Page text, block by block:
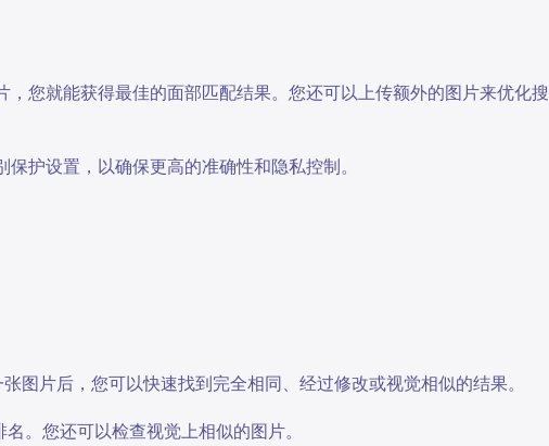
您就能获得最佳的面部匹配结果。您还可以上传额外的图片来优化搜
护设置，以确保更高的准确性和隐私控制。
图片后，您可以快速找到完全相同、经过修改或视觉相似的结果。
。您还可以检查视觉上相似的图片。